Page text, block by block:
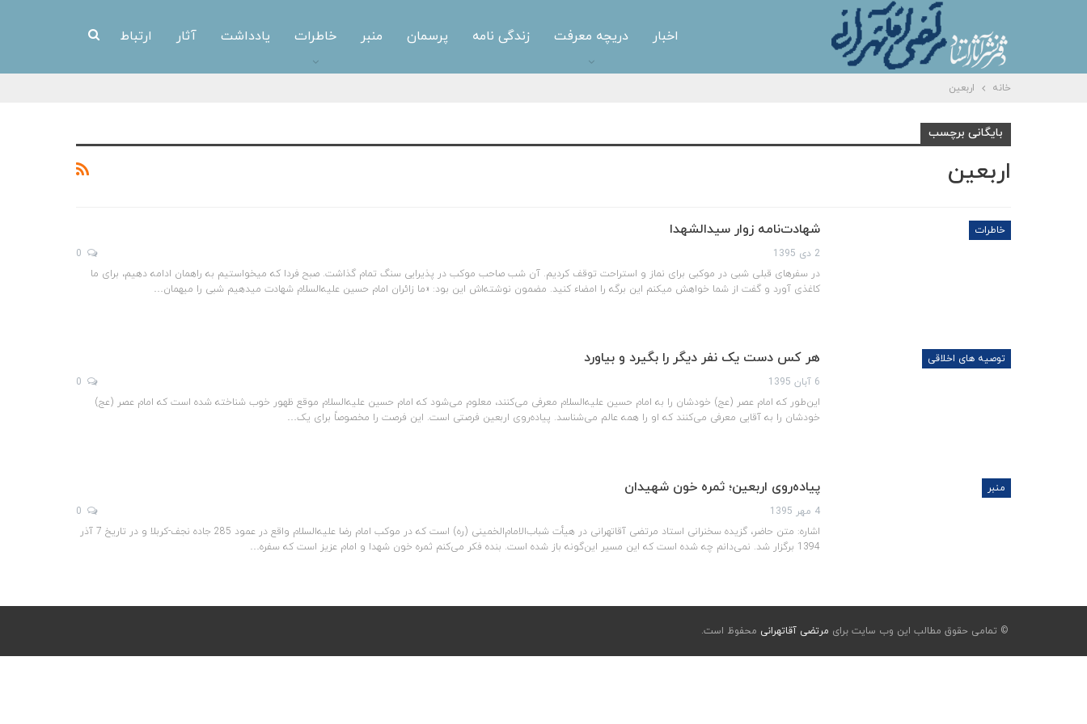
اخبار دریچه معرفت زندگی نامه پرسمان منبر خاطرات یادداشت آثار ارتباط
خانه اربعین
بایگانی برچسب
اربعین
خاطرات شهادت‌نامه زوار سیدالشهدا
2 دی 1395
در سفرهای قبلی شبی در موکبی برای نماز و استراحت توقف کردیم. آن شب صاحب موکب در پذیرایی سنگ تمام گذاشت. صبح فردا که میخواستیم به راهمان ادامه دهیم، برای ما
کاغذی آورد و گفت از شما خواهش میکنم این برگه را امضاء کنید. مضمون نوشته‌اش این بود: «ما زائران امام حسین علیه‌السلام شهادت میدهیم شبی را میهمان…
توصیه های اخلاقی هر کس دست یک نفر دیگر را بگیرد و بیاورد
6 آبان 1395
این‌طور که امام عصر (عج) خودشان را به امام حسین علیه‌السلام معرفی می‌کنند، معلوم می‌شود که امام حسین علیه‌السلام موقع ظهور خوب شناخته شده است که امام عصر (عج)
خودشان را به آقایی معرفی می‌کنند که او را همه عالم می‌شناسد. پیاده‌روی اربعین فرصتی است. این فرصت را مخصوصاً برای یک…
منبر پیاده‌روی اربعین؛ ثمره خون شهیدان
4 مهر 1395
اشاره: متن حاضر، گزیده سخنرانی استاد مرتضی آقاتهرانی در هیأت شباب‌الامام‌الخمینی (ره) است که در موکب امام رضا علیه‌السلام واقع در عمود 285 جاده نجف-کربلا و در تاریخ 7 آذر
1394 برگزار شد. نمی‌دانم چه شده است که این مسیر این‌گونه باز شده است. بنده فکر می‌کنم ثمره خون شهدا و امام عزیز است که سفره‌…
© تمامی حقوق مطالب این وب سایت برای مرتضی آقاتهرانی محفوظ است.